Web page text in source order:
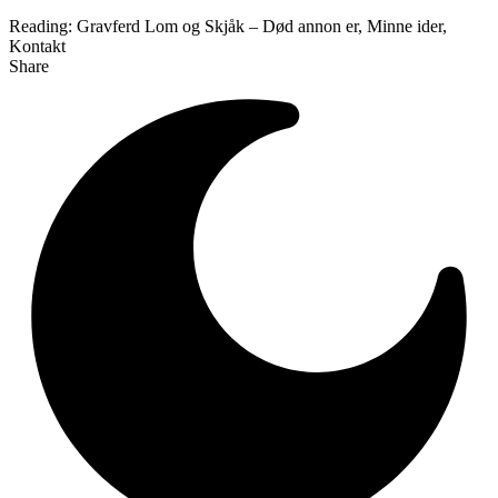
Reading: Gravferd Lom og Skjåk – Død annon er, Minne ider,
Kontakt
Share